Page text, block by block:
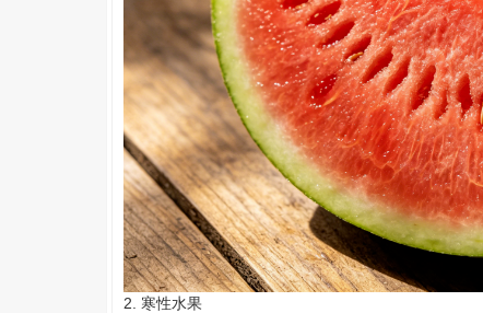
2. 寒性水果